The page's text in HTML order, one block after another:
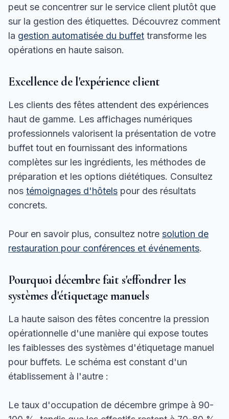
peut se concentrer sur le service client plutôt que
sur la gestion des étiquettes. Découvrez comment
la gestion automatisée du buffet transforme les
opérations en haute saison.
Excellence de l'expérience client
Les clients des fêtes attendent des expériences
haut de gamme. Les affichages numériques
professionnels valorisent la présentation de votre
buffet tout en fournissant des informations
complètes sur les ingrédients, les méthodes de
préparation et les options diététiques. Consultez
nos témoignages d'hôtels pour des résultats
concrets.
Pour en savoir plus, consultez notre solution de
restauration pour conférences et événements.
Pourquoi décembre fait s'effondrer les
systèmes d'étiquetage manuels
La haute saison des fêtes concentre la pression
opérationnelle d'une manière qui expose toutes
les faiblesses des systèmes d'étiquetage manuel
pour buffets. Le schéma est constant d'un
établissement à l'autre :
Le taux d'occupation de décembre grimpe à 90-